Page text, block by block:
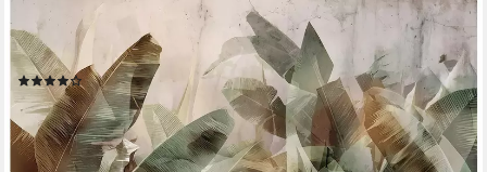
WALLARENA
Fototapete Blätter Beton - Mehrfarbig - Modern - Vlies -
Wohnzimmer, glatt, (2 St), 100x70cm
(1)
ab 16,99 €
lieferbar - in 4-5 Werktagen bei dir